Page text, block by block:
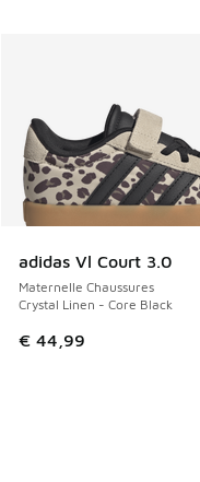
adidas Vl Court 3.0
Maternelle Chaussures
Crystal Linen - Core Black
€ 44,99